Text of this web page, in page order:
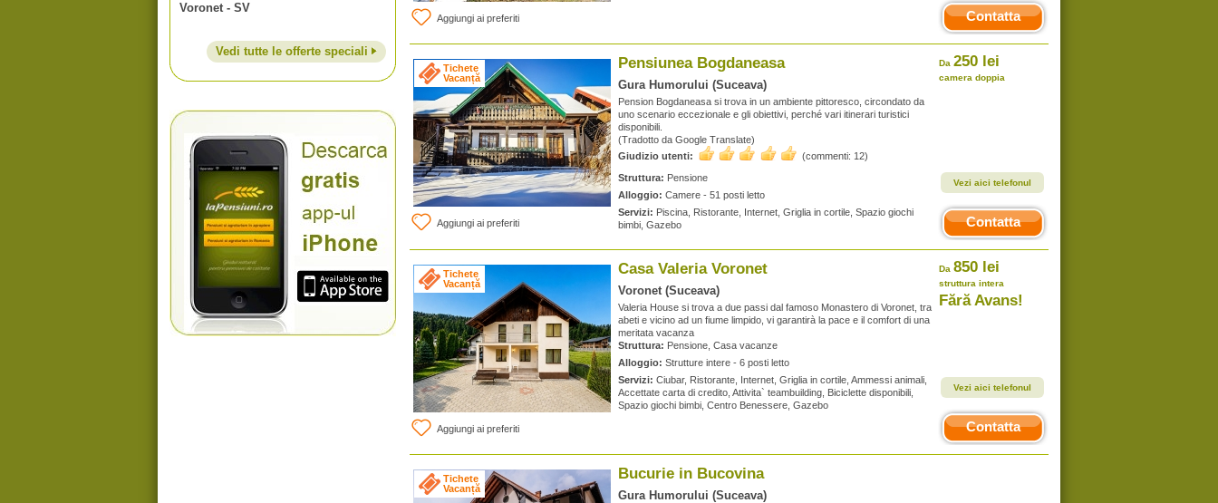
Voronet - SV
Vedi tutte le offerte speciali
Aggiungi ai preferiti Contatta
Tichete
Vacanță
Aggiungi ai preferiti
Pensiunea Bogdaneasa
Gura Humorului (Suceava)
Pension Bogdaneasa si trova in un ambiente pittoresco, circondato da
uno scenario eccezionale e gli obiettivi, perché vari itinerari turistici
disponibili.
(Tradotto da Google Translate)
Giudizio utenti:
(commenti: 12)
Struttura: Pensione
Alloggio: Camere - 51 posti letto
Servizi: Piscina, Ristorante, Internet, Griglia in cortile, Spazio giochi
bimbi, Gazebo
Da 250 lei
camera doppia
Vezi aici telefonul
Contatta
Tichete
Vacanță
Aggiungi ai preferiti
Casa Valeria Voronet
Voronet (Suceava)
Valeria House si trova a due passi dal famoso Monastero di Voronet, tra
abeti e vicino ad un fiume limpido, vi garantirà la pace e il comfort di una
meritata vacanza
Struttura: Pensione, Casa vacanze
Alloggio: Strutture intere - 6 posti letto
Servizi: Ciubar, Ristorante, Internet, Griglia in cortile, Ammessi animali,
Accettate carta di credito, Attivita` teambuilding, Biciclette disponibili,
Spazio giochi bimbi, Centro Benessere, Gazebo
Da 850 lei
struttura intera
Fără Avans!
Vezi aici telefonul
Contatta
Tichete
Vacanță
Bucurie in Bucovina
Gura Humorului (Suceava)